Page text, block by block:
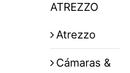
ATREZZO
Atrezzo
Cámaras &